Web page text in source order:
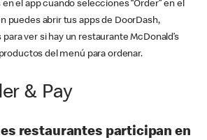
el app cuando selecciones “Order” en el
puedes abrir tus apps de DoorDash,
ver si hay un restaurante McDonald’s
del menú para ordenar.
& Pay
restaurantes participan en